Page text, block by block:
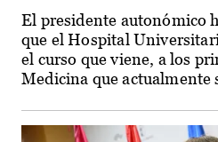
El presidente autonómico
que el Hospital
el curso que viene, a los
Medicina que actualmente